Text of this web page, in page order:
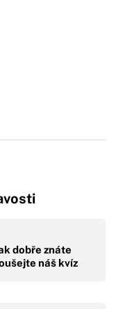
dobře znáte
náš kvíz